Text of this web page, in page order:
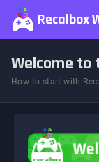
Recalbox
Welcome to
How to start with